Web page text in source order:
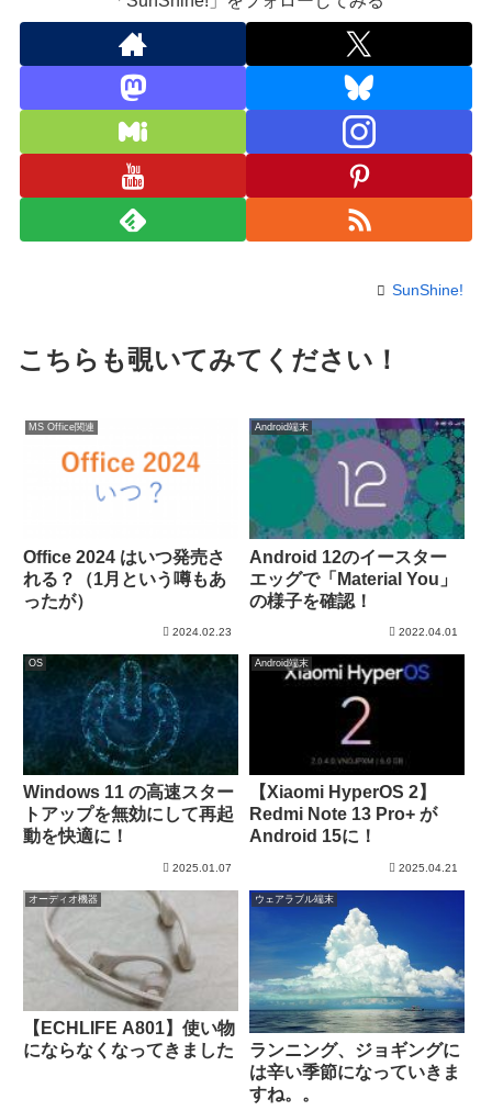
SunShine!
こちらも覗いてみてください！
MS Office関連
Office 2024 はいつ発売さ
れる？（1月という噂もあ
ったが）
2024.02.23
Android端末
Android 12のイースター
エッグで「Material You」
の様子を確認！
2022.04.01
OS
Windows 11 の高速スター
トアップを無効にして再起
動を快適に！
2025.01.07
Android端末
【Xiaomi HyperOS 2】
Redmi Note 13 Pro+ が
Android 15に！
2025.04.21
オーディオ機器
【ECHLIFE A801】使い物
にならなくなってきました
ウェアラブル端末
ランニング、ジョギングに
は辛い季節になっていきま
すね。。